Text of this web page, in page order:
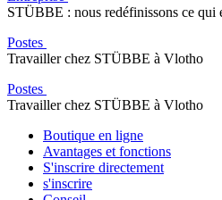
STÜBBE : nous redéfinissons ce qui
Postes
Travailler chez STÜBBE à Vlotho
Postes
Travailler chez STÜBBE à Vlotho
Boutique en ligne
Avantages et fonctions
S'inscrire directement
s'inscrire